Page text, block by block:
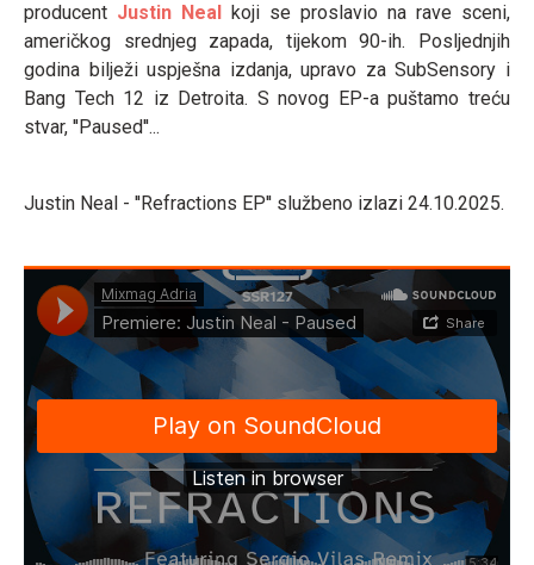
producent Justin Neal koji se proslavio na rave sceni,
američkog srednjeg zapada, tijekom 90-ih. Posljednjih
godina bilježi uspješna izdanja, upravo za SubSensory i
Bang Tech 12 iz Detroita. S novog EP-a puštamo treću
stvar, ''Paused''...
Justin Neal - ''Refractions EP'' službeno izlazi 24.10.2025.